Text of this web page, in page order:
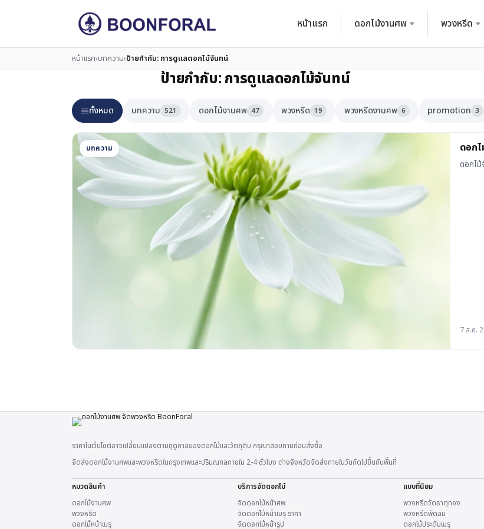
หน้าแรก ดอกไม้งานศพ พวงหรีด
หน้าแรก›บทความ›ป้ายกำกับ: การดูแลดอกไม้จันทน์
ป้ายกำกับ:การดูแลดอกไม้จันทน์
ทั้งหมด บทความ 521 ดอกไม้งานศพ 47 พวงหรีด 19 พวงหรีดงานศพ 6 promotion 3
บทความ ดอก
ดอกไ
7 ส.ค.
ราคาในเว็บไซต์อาจเปลี่ยนแปลงตามฤดูกาลของดอกไม้และวัตถุดิบ กรุณาสอบถามก่อนสั่งซื้อ
จัดส่งดอกไม้งานศพและพวงหรีดในกรุงเทพและปริมณฑลภายใน 2-4 ชั่วโมง ต่างจังหวัดจัดส่งภายในวันถัดไปขึ้นกับพื้นที่
หมวดสินค้า
ดอกไม้งานศพ
พวงหรีด
ดอกไม้หน้าเมรุ
บริการจัดดอกไม้
จัดดอกไม้หน้าศพ
จัดดอกไม้หน้าเมรุ ราคา
จัดดอกไม้หน้ารูป
แบบที่นิยม
พวงหรีดวัดธาตุทอง
พวงหรีดพัดลม
ดอกไม้ประดับเมรุ